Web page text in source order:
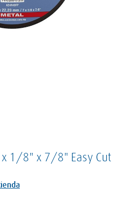
x 1/8" x 7/8" Easy Cut